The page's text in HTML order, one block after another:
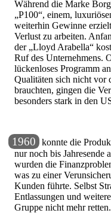
Während die Marke
P100 , einem,
weiterhin Gewinne
Verlust zu arbeiten.
der Lloyd Arabella
Ruf des Unternehmens.
lückenloses Programm
Qualitäten sich nicht vor
brauchten, gingen die
besonders stark in den
1960 konnte die
nur noch bis Jahresende
wurden die
was zu einer
Kunden führte. Selbst
Entlassungen und
Gruppe nicht mehr retten.